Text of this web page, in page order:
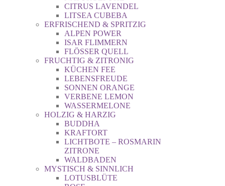
CITRUS LAVENDEL
LITSEA CUBEBA
ERFRISCHEND & SPRITZIG
ALPEN POWER
ISAR FLIMMERN
FLÖSSER QUELL
FRUCHTIG & ZITRONIG
KÜCHEN FEE
LEBENSFREUDE
SONNEN ORANGE
VERBENE LEMON
WASSERMELONE
HOLZIG & HARZIG
BUDDHA
KRAFTORT
LICHTBOTE – ROSMARIN
ZITRONE
WALDBADEN
MYSTISCH & SINNLICH
LOTUSBLÜTE